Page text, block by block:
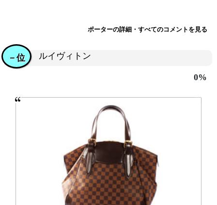
ポーターの詳細・すべてのコメントを見る
ルイヴィトン
－位
0%